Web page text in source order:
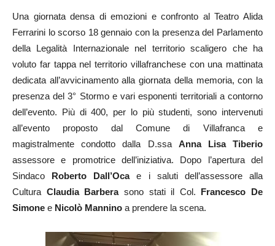
Una giornata densa di emozioni e confronto al Teatro Alida
Ferrarini lo scorso 18 gennaio con la presenza del Parlamento
della Legalità Internazionale nel territorio scaligero che ha
voluto far tappa nel territorio villafranchese con una mattinata
dedicata all’avvicinamento alla giornata della memoria, con la
presenza del 3° Stormo e vari esponenti territoriali a contorno
dell’evento. Più di 400, per lo più studenti, sono intervenuti
all’evento proposto dal Comune di Villafranca e
magistralmente condotto dalla D.ssa Anna Lisa Tiberio
assessore e promotrice dell’iniziativa. Dopo l’apertura del
Sindaco Roberto Dall’Ocae i saluti dell’assessore alla
Cultura Claudia Barberasono stati il Col. Francesco De
Simone e Nicolò Mannino a prendere la scena.